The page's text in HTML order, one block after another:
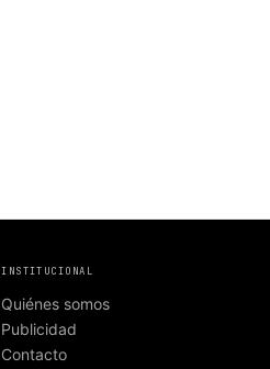
INSTITUCIONAL
Quiénes somos
Publicidad
Contacto